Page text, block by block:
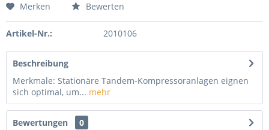
Merken Bewerten
Artikel-Nr.: 2010106
Beschreibung
Merkmale: Stationäre Tandem-Kompressoranlagen eignen
sich optimal, um... mehr
Bewertungen
0